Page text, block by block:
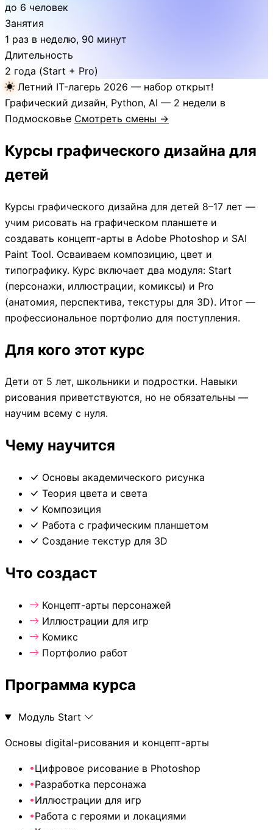
до 6 человек
Занятия
1 раз в неделю, 90 минут
Длительность
2 года (Start + Pro)
Летний IT-лагерь 2026 — набор открыт!
Графический дизайн, Python, AI — 2 недели в
Подмосковье Смотреть смены →
Курсы графического дизайна для
детей
Курсы графического дизайна для детей 8–17 лет —
учим рисовать на графическом планшете и
создавать концепт-арты в Adobe Photoshop и SAI
Paint Tool. Осваиваем композицию, цвет и
типографику. Курс включает два модуля: Start
(персонажи, иллюстрации, комиксы) и Pro
(анатомия, перспектива, текстуры для 3D). Итог —
профессиональное портфолио для поступления.
Для кого этот курс
Дети от 5 лет, школьники и подростки. Навыки
рисования приветствуются, но не обязательны —
научим всему с нуля.
Чему научится
Основы академического рисунка
Теория цвета и света
Композиция
Работа с графическим планшетом
Создание текстур для 3D
Что создаст
Концепт-арты персонажей
Иллюстрации для игр
Комикс
Портфолио работ
Программа курса
Модуль Start
Основы digital-рисования и концепт-арты
•Цифровое рисование в Photoshop
•Разработка персонажа
•Иллюстрации для игр
•Работа с героями и локациями